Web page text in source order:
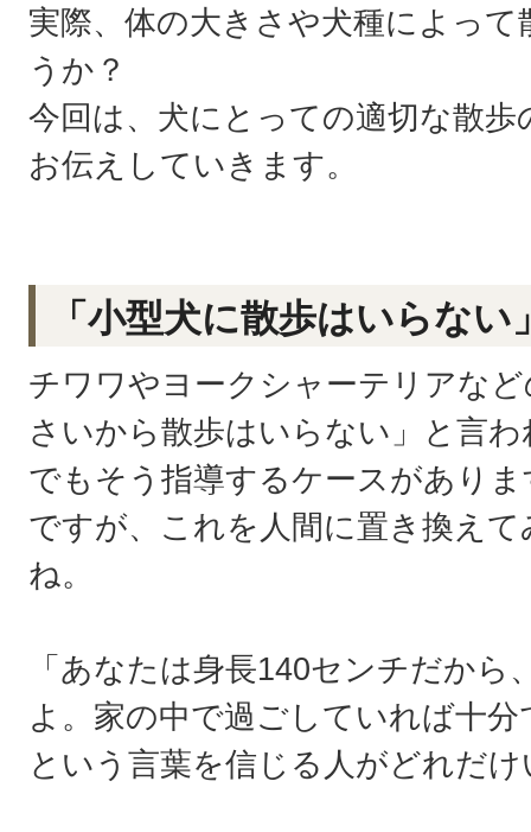
実際、体の大きさや犬種によっ
うか？
今回は、犬にとっての適切な散
お伝えしていきます。
「小型犬に散歩はいらない
チワワやヨークシャーテリアな
さいから散歩はいらない」と言
でもそう指導するケースがありま
ですが、これを人間に置き換え
ね。
「あなたは身長140センチだか
よ。家の中で過ごしていれば十分
という言葉を信じる人がどれだ